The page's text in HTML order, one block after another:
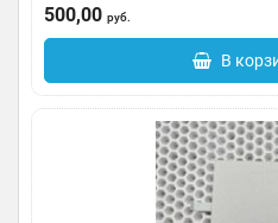
500,00 руб.
В